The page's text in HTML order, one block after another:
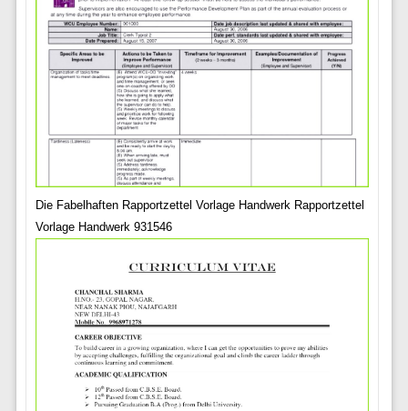
Die Fabelhaften Rapportzettel Vorlage Handwerk Rapportzettel
Vorlage Handwerk 931546